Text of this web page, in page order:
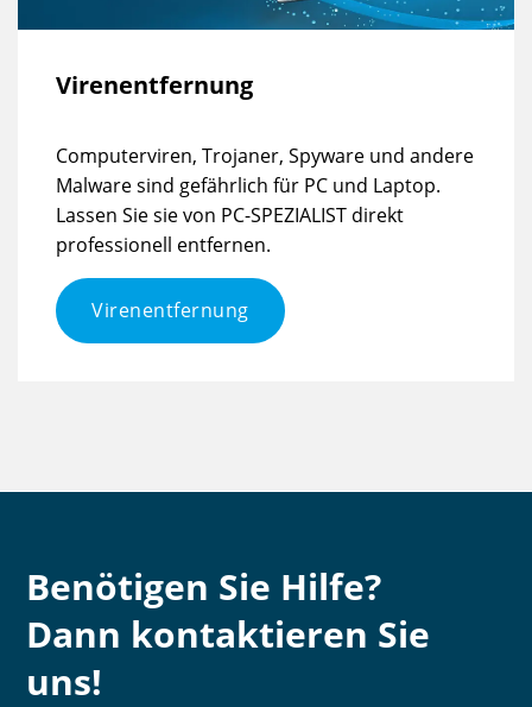
Virenentfernung
Computerviren, Trojaner, Spyware und andere
Malware sind gefährlich für PC und Laptop.
Lassen Sie sie von PC-SPEZIALIST direkt
professionell entfernen.
Virenentfernung
Benötigen Sie Hilfe?
Dann kontaktieren Sie
uns!